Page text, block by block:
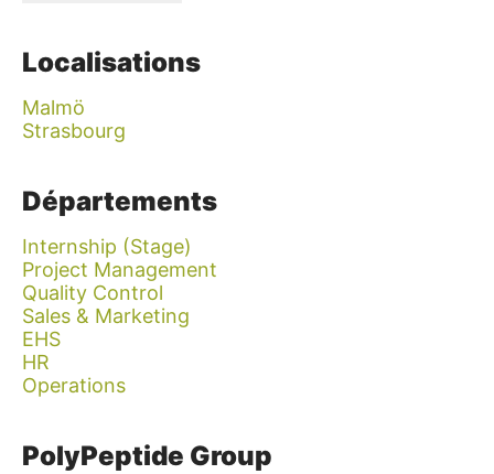
Localisations
Malmö
Strasbourg
Départements
Internship (Stage)
Project Management
Quality Control
Sales & Marketing
EHS
HR
Operations
PolyPeptide Group